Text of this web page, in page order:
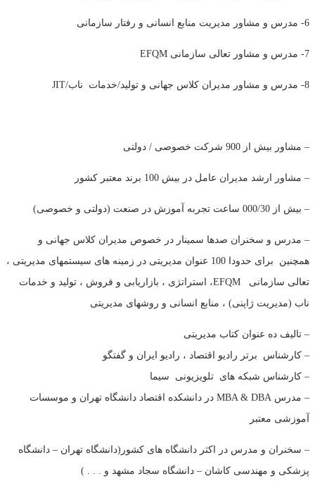
6- مدرس و مشاور مدیریت منابع انسانی و رفتار سازمانی
7- مدرس و مشاور تعالی سازمانی EFQM
8- مدرس و مشاور مدیران کلاس جهانی و تولید/خدمات ناب/JIT
– مشاور بیش از 900 شرکت خصوصی / دولتی
– مشاور ارشد مدیران عامل در بیش 100 برند معتبر کشور
– بیش از 000/30 ساعت تجربه آموزش در صنعت (دولتی و خصوصی)
– مدرس و سخنران صدها سمینار در خصوص مدیران کلاس جهانی و
همچنین برای حدودا 100 عنوان مدیریتی در زمینه های سیستمهای مدیریتی ،
تعالی سازمانی EFQM، استراتژی ، بازاریابی و فروش ، تولید و خدمات
ناب (مدیریت ژاپنی) ، منابع انسانی و روشهای مدیریتی
– تالیف ده عنوان کتاب مدیریتی
– کارشناس برتر رادیو اقتصاد ، رادیو ایران و گفتگو
– کارشناس شبکه های تلویزیونی سیما
– مدرس MBA & DBA در دانشکده اقتصاد دانشگاه تهران و موسسات
آموزشی معتبر
– سخنران و مدرس در اکثر دانشگاه های کشور(دانشگاه تهران – دانشگاه
پزشکی و مهندسی کاشان – دانشگاه سجاد مشهد و . . . )